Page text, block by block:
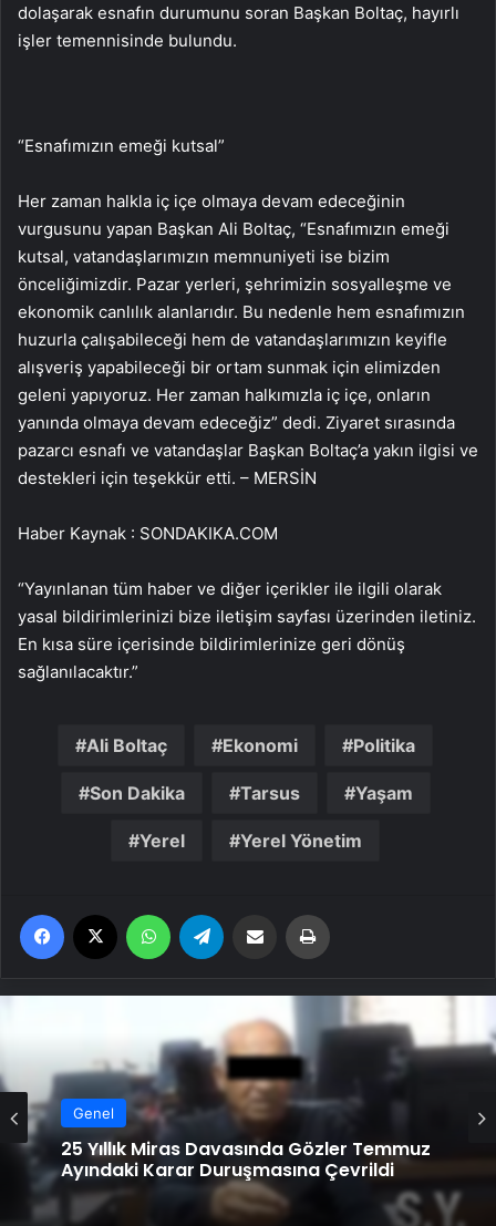
dolaşarak esnafın durumunu soran Başkan Boltaç, hayırlı
işler temennisinde bulundu.
“Esnafımızın emeği kutsal”
Her zaman halkla iç içe olmaya devam edeceğinin
vurgusunu yapan Başkan Ali Boltaç, “Esnafımızın emeği
kutsal, vatandaşlarımızın memnuniyeti ise bizim
önceliğimizdir. Pazar yerleri, şehrimizin sosyalleşme ve
ekonomik canlılık alanlarıdır. Bu nedenle hem esnafımızın
huzurla çalışabileceği hem de vatandaşlarımızın keyifle
alışveriş yapabileceği bir ortam sunmak için elimizden
geleni yapıyoruz. Her zaman halkımızla iç içe, onların
yanında olmaya devam edeceğiz” dedi. Ziyaret sırasında
pazarcı esnafı ve vatandaşlar Başkan Boltaç’a yakın ilgisi ve
destekleri için teşekkür etti. – MERSİN
Haber Kaynak : SONDAKIKA.COM
“Yayınlanan tüm haber ve diğer içerikler ile ilgili olarak
yasal bildirimlerinizi bize iletişim sayfası üzerinden iletiniz.
En kısa süre içerisinde bildirimlerinize geri dönüş
sağlanılacaktır.”
Ali Boltaç Ekonomi Politika
Son Dakika Tarsus Yaşam
Yerel Yerel Yönetim
Facebook WhatsApp Email'den paylaş
Genel
25 Yıllık Miras Davasında Gözler Temmuz
Ayındaki Karar Duruşmasına Çevrildi